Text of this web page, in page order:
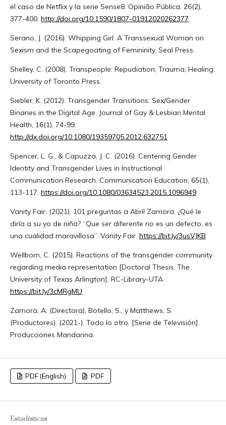
el caso de Netflix y la serie Sense8. Opinião Pública, 26(2),
377-400. http://doi.org/10.1590/1807-01912020262377
Serano, J. (2016). Whipping Girl. A Transsexual Woman on
Sexism and the Scapegoating of Femininity. Seal Press.
Shelley, C. (2008). Transpeople: Repudiation, Trauma, Healing.
University of Toronto Press.
Siebler, K. (2012). Transgender Transitions: Sex/Gender
Binaries in the Digital Age. Journal of Gay & Lesbian Mental
Health, 16(1), 74-99.
http://dx.doi.org/10.1080/19359705.2012.632751
Spencer, L. G., & Capuzza, J. C. (2016). Centering Gender
Identity and Transgender Lives in Instructional
Communication Research. Communication Education, 65(1),
113-117. https://doi.org/10.1080/03634523.2015.1096949
Vanity Fair. (2021). 101 preguntas a Abril Zamora: ¿Qué le
diría a su yo de niña? “Que ser diferente no es un defecto, es
una cualidad maravillosa”. Vanity Fair. https://bit.ly/3usVJKB
Wellborn, C. (2015). Reactions of the transgender community
regarding media representation [Doctoral Thesis, The
University of Texas Arlington]. RC-Library-UTA.
https://bit.ly/3cMRgMU
Zamora, A. (Directora), Botello, S., y Matthews, S.
(Productores). (2021-). Todo lo otro. [Serie de Televisión].
Producciones Mandarina.
PDF (English) PDF
Estadísticas